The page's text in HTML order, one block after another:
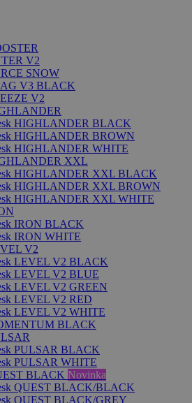
V2
SNOW
V3 BLACK
V2
HIGHLANDER BLACK
HIGHLANDER BROWN
HIGHLANDER WHITE
XXL
HIGHLANDER XXL BLACK
HIGHLANDER XXL BROWN
HIGHLANDER XXL WHITE
IRON BLACK
IRON WHITE
V2
LEVEL V2 BLACK
LEVEL V2 BLUE
LEVEL V2 GREEN
LEVEL V2 RED
LEVEL V2 WHITE
BLACK
PULSAR BLACK
PULSAR WHITE
BLACK Novinka
QUEST BLACK/BLACK
QUEST BLACK/GREY